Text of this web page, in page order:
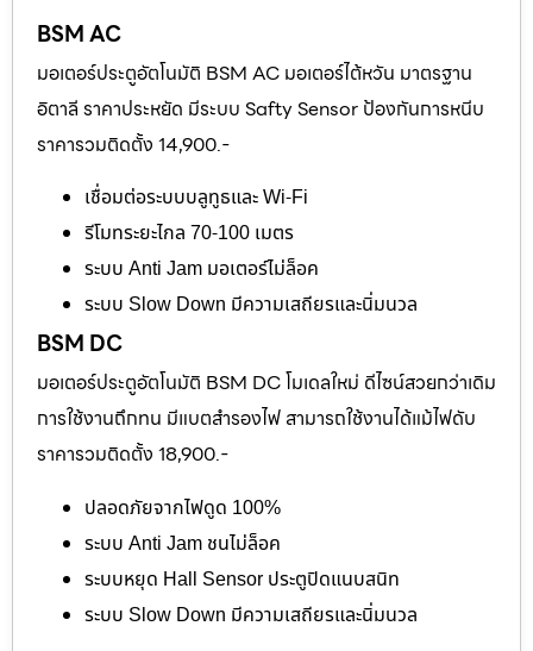
BSM AC
มอเตอร์ประตูอัตโนมัติ BSM AC มอเตอร์ไต้หวัน มาตรฐาน
อิตาลี ราคาประหยัด มีระบบ Safty Sensor ป้องกันการหนีบ
ราคารวมติดตั้ง 14,900.-
เชื่อมต่อระบบบลูทูธและ Wi-Fi
รีโมทระยะไกล 70-100 เมตร
ระบบ Anti Jam มอเตอร์ไม่ล็อค
ระบบ Slow Down มีความเสถียรและนิ่มนวล
BSM DC
มอเตอร์ประตูอัตโนมัติ BSM DC โมเดลใหม่ ดีไซน์สวยกว่าเดิม
การใช้งานถึกทน มีแบตสำรองไฟ สามารถใช้งานได้แม้ไฟดับ
ราคารวมติดตั้ง 18,900.-
ปลอดภัยจากไฟดูด 100%
ระบบ Anti Jam ชนไม่ล็อค
ระบบหยุด Hall Sensor ประตูปิดแนบสนิท
ระบบ Slow Down มีความเสถียรและนิ่มนวล